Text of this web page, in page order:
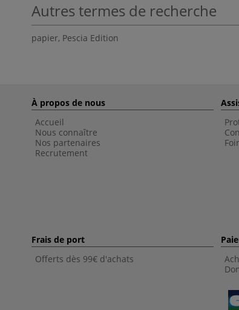
Autres termes de recherche
papier, Pescia Edition
À propos de nous
Accueil
Nous connaître
Nos partenaires
Recrutement
Frais de port
Offerts dès 99€ d'achats